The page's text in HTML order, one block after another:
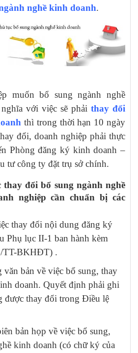
nghề kinh doanh.
muốn bổ sung ngành nghề
với việc sẽ phải thay đổi
thì trong thời hạn 10 ngày
đổi, doanh nghiệp phải thực
Phòng đăng ký kinh doanh –
tư công ty đặt trụ sở chính.
thay đổi bổ sung ngành nghề
nghiệp cần chuẩn bị các
thay đổi nội dung đăng ký
Phụ lục II-1 ban hành kèm
TT-BKHĐT) .
văn bản về việc bổ sung, thay
doanh. Quyết định phải ghi
được thay đổi trong Điều lệ
bản họp về việc bổ sung,
kinh doanh (có chữ ký của